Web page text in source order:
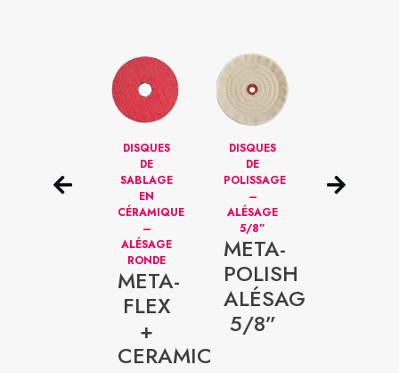
VISSANTS
SURFACE -
DISQUES
DE
SABLAGE
EN
CÉRAMIQUE
–
ALÉSAGE
RONDE
META-
FLEX
+
CERAMIC
DISQUES
DE
POLISSAGE
–
ALÉSAGE
5/8”
META-
POLISH
ALÉSAGE
5/8”
LAMELLES